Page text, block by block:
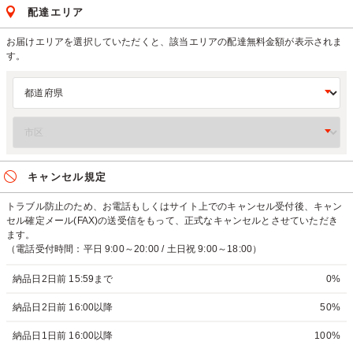
配達エリア
お届けエリアを選択していただくと、該当エリアの配達無料金額が表示されま
す。
キャンセル規定
トラブル防止のため、お電話もしくはサイト上でのキャンセル受付後、キャン
セル確定メール(FAX)の送受信をもって、正式なキャンセルとさせていただき
ます。
（電話受付時間：平日 9:00～20:00 / 土日祝 9:00～18:00）
納品日2日前 15:59まで 0%
納品日2日前 16:00以降 50%
納品日1日前 16:00以降 100%